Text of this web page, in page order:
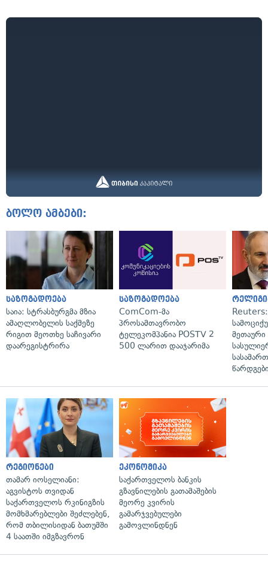
ბოლო ამბები:
საზოგადოება
საია: სტრასბურგმა მზია
ამაღლობელის საქმეზე
რიგით მეოთხე საჩივარი
დაარეგისტრირა
საზოგადოება
ComCom-მა
პროსამთავრობო
ტელეკომპანია POSTV 2
500 ლარით დააჯარიმა
მეთაური
რეგიონები
თამარ იოსელიანი:
აგვისტოს თვიდან
საქართველოს რკინიგზის
მომხმარებლები შეძლებენ,
რომ თბილისიდან ბათუმში
4 საათში იმგზავრონ
ეკონომიკა
საქართველოს ბანკის
გზავნილების გათამაშების
მეორე კვირის
გამარჯვებულები
გამოვლინდნენ